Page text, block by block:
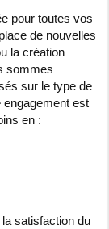
pour toutes vos
de nouvelles
la création
sommes
sur le type de
engagement est
en :
satisfaction du